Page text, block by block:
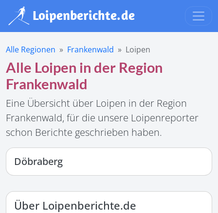
Alle Regionen Frankenwald Loipen
Alle Loipen in der Region
Frankenwald
Eine Übersicht über Loipen in der Region
Frankenwald, für die unsere Loipenreporter
schon Berichte geschrieben haben.
Döbraberg
Über Loipenberichte.de